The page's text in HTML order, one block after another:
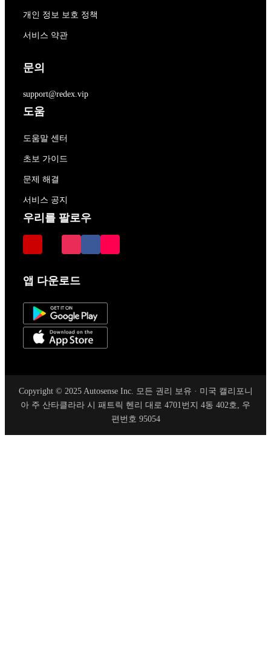
개인 정보 보호 정책
서비스 약관
문의
support@redex.vip
도움
도움말 센터
초보 가이드
문제 해결
서비스 공지
우리를 팔로우
앱 다운로드
Copyright © 2025 Autosense Inc. 모든 권리 보유 · 미국 캘리포니
아 주 산타클라라 시 패트릭 헨리 대로 4701번지 4동 402호, 우
편번호 95054